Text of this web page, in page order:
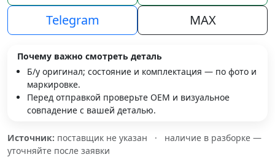
Telegram
MAX
Почему важно смотреть деталь
Б/у оригинал; состояние и комплектация — по фото и
маркировке.
Перед отправкой проверьте OEM и визуальное
совпадение с вашей деталью.
Источник: поставщик не указан ·
наличие в разборке —
уточняйте после заявки